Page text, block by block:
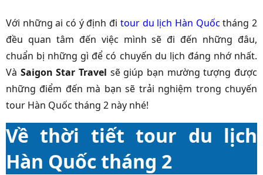
Với những ai có ý định đi tour du lịch Hàn Quốc tháng 2
đều quan tâm đến việc mình sẽ đi đến những đâu,
chuẩn bị những gì để có chuyến du lịch đáng nhớ nhất.
Và Saigon Star Travel sẽ giúp bạn mường tượng được
những điểm đến mà bạn sẽ trải nghiệm trong chuyến
tour Hàn Quốc tháng 2 này nhé!
Về thời tiết tour du lịch
Hàn Quốc tháng 2